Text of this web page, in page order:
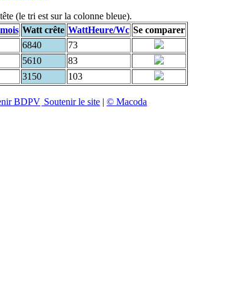
(le tri est sur la colonne bleue).
Watt crête WattHeure/Wc Se comparer
6840
73
5610
83
3150 103
Soutenir le site | © Macoda